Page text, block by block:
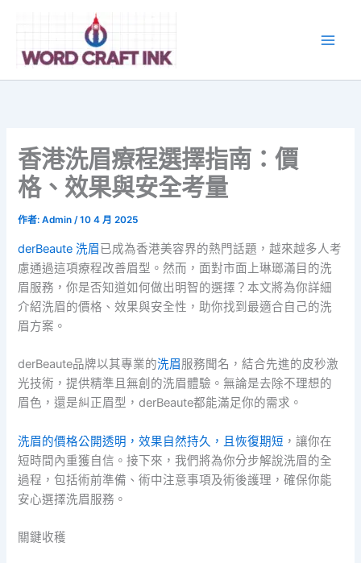
香港洗眉療程選擇指南：價
格、效果與安全考量
作者:Admin/10 4 月 2025
derBeaute 洗眉已成為香港美容界的熱門話題，越來越多人考
慮通過這項療程改善眉型。然而，面對市面上琳瑯滿目的洗
眉服務，你是否知道如何做出明智的選擇？本文將為你詳細
介紹洗眉的價格、效果與安全性，助你找到最適合自己的洗
眉方案。
derBeaute品牌以其專業的洗眉服務聞名，結合先進的皮秒激
光技術，提供精準且無創的洗眉體驗。無論是去除不理想的
眉色，還是糾正眉型，derBeaute都能滿足你的需求。
洗眉的價格公開透明，效果自然持久，且恢復期短 ，讓你在
短時間內重獲自信。接下來，我們將為你分步解說洗眉的全
過程，包括術前準備、術中注意事項及術後護理，確保你能
安心選擇洗眉服務。
關鍵收穫